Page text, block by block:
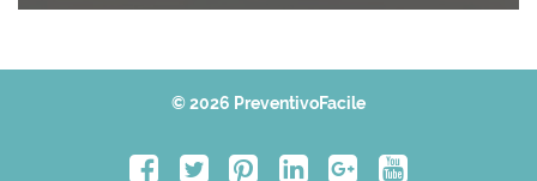
© 2026 PreventivoFacile